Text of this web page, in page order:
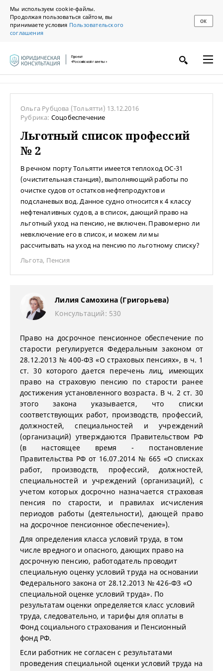
Мы используем cookie-файлы.
Продолжая пользоваться сайтом, вы
принимаете условия Пользовательского
соглашения
ОК
Проект
«Российской газеты»
Ольга Рубцова (Тольятти) 13.12.2016
Рубрика: Соцобеспечение
Льготный список профессий
№ 2
В речном порту Тольятти имеется теплоход ОС-31
(очистительная станция), выполняющий работы по
очистке судов от остатков нефтепродуктов и
подсланевых вод. Данное судно относится к 4 классу
нефтеналивных судов, а в список, дающий право на
льготный уход на пенсию, не включен. Правомерно ли
невключение его в список, и можем ли мы
рассчитывать на уход на пенсию по льготному списку?
Льгота, Пенсия
Лилия Самохина (Григорьева)
Консультаций: 530
Право на досрочное пенсионное обеспечение по
старости регулируется Федеральным законом от
28.12.2013 № 400-ФЗ «О страховых пенсиях», в ч. 1
ст. 30 которого дается перечень лиц, имеющих
право на страховую пенсию по старости ранее
достижения установленного возраста. В ч. 2 ст. 30
этого закона указывается, что списки
соответствующих работ, производств, профессий,
должностей, специальностей и учреждений
(организаций) утверждаются Правительством РФ
(в настоящее время - постановление
Правительства РФ от 16.07.2014 № 665 «О списках
работ, производств, профессий, должностей,
специальностей и учреждений (организаций), с
учетом которых досрочно назначается страховая
пенсия по старости, и правилах исчисления
периодов работы (деятельности), дающей право
на досрочное пенсионное обеспечение»).
Для определения класса условий труда, в том
числе вредного и опасного, дающих право на
досрочную пенсию, работодатель проводит
специальную оценку условий труда на основании
Федерального закона от 28.12.2013 № 426-ФЗ «О
специальной оценке условий труда». По
результатам оценки определяется класс условий
труда, следовательно, и тарифы для оплаты в
Фонд социального страхования и Пенсионный
фонд РФ.
Если работник не согласен с результатами
проведения специальной оценки условий труда на